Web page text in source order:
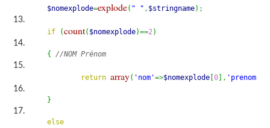
$nomexplode=explode( " " , $stringname) ;
if (count( $nomexplode)==2)
{ //NOM Prénom
return array( 'nom'=>$nomexplode [0 , 'prenom'
}
else